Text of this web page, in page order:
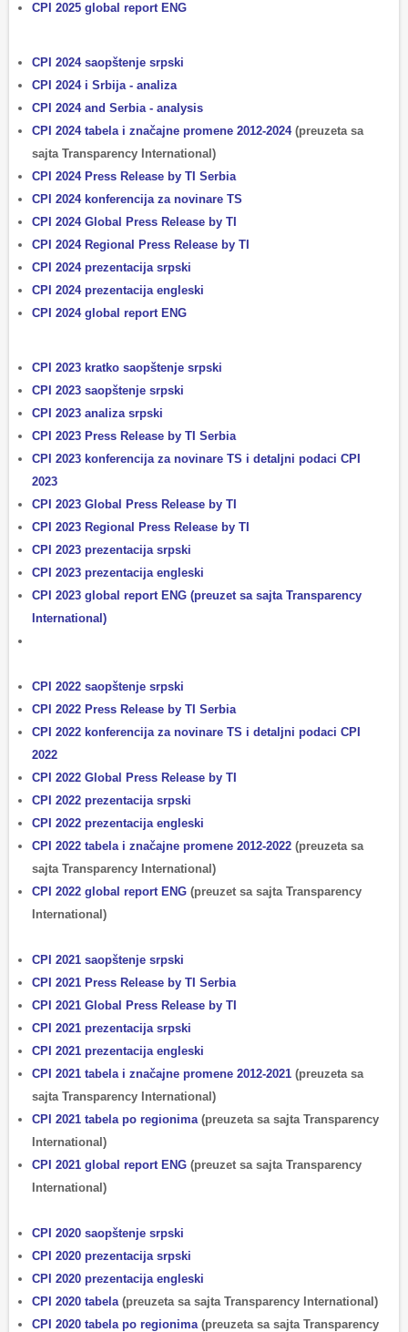
CPI 2025 global report ENG
CPI 2024 saopštenje srpski
CPI 2024 i Srbija - analiza
CPI 2024 and Serbia - analysis
CPI 2024 tabela i značajne promene 2012-2024(preuzeta sa
sajta Transparency International)
CPI 2024 Press Release by TI Serbia
CPI 2024 konferencija za novinare TS
CPI 2024 Global Press Release by TI
CPI 2024 Regional Press Release by TI
CPI 2024 prezentacija srpski
CPI 2024 prezentacija engleski
CPI 2024 global report ENG
CPI 2023 kratko saopštenje srpski
CPI 2023 saopštenje srpski
CPI 2023 analiza srpski
CPI 2023 Press Release by TI Serbia
CPI 2023 konferencija za novinare TS i detaljni podaci CPI
2023
CPI 2023 Global Press Release by TI
CPI 2023 Regional Press Release by TI
CPI 2023 prezentacija srpski
CPI 2023 prezentacija engleski
CPI 2023 global report ENG (preuzet sa sajta Transparency
International)
CPI 2022 saopštenje srpski
CPI 2022 Press Release by TI Serbia
CPI 2022 konferencija za novinare TS i detaljni podaci CPI
2022
CPI 2022 Global Press Release by TI
CPI 2022 prezentacija srpski
CPI 2022 prezentacija engleski
CPI 2022 tabela i značajne promene 2012-2022 (preuzeta sa
sajta Transparency International)
CPI 2022 global report ENG (preuzet sa sajta Transparency
International)
CPI 2021 saopštenje srpski
CPI 2021 Press Release by TI Serbia
CPI 2021 Global Press Release by TI
CPI 2021 prezentacija srpski
CPI 2021 prezentacija engleski
CPI 2021 tabela i značajne promene 2012-2021 (preuzeta sa
sajta Transparency International)
CPI 2021 tabela po regionima (preuzeta sa sajta Transparency
International)
CPI 2021 global report ENG (preuzet sa sajta Transparency
International)
CPI 2020 saopštenje srpski
CPI 2020 prezentacija srpski
CPI 2020 prezentacija engleski
CPI 2020 tabela(preuzeta sa sajta Transparency International)
CPI 2020 tabela po regionima (preuzeta sa sajta Transparency